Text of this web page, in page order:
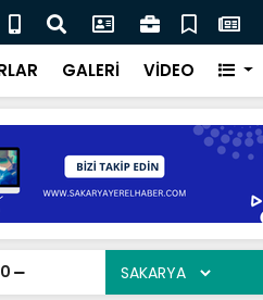
“Şehrimizin su
GALERİ VİDEO